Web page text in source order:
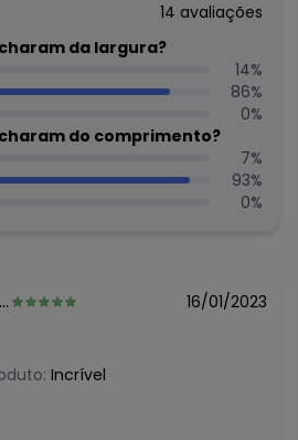
14 avaliações
da largura?
14%
86%
0%
do comprimento?
7%
93%
0%
16/01/2023
Incrível